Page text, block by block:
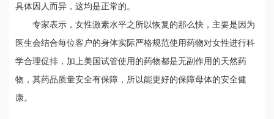
具体因人而异，这均是正常的。
专家表示，女性激素水平之所以恢复的那么快，主要是因为
医生会结合每位客户的身体实际严格规范使用药物对女性进行科
学合理促排，加上美国试管使用的药物都是无副作用的天然药
物，其药品质量安全有保障，所以能更好的保障母体的安全健
康。